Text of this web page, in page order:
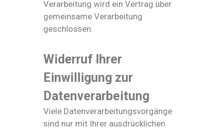
Verarbeitung wird ein Vertrag über
gemeinsame Verarbeitung
geschlossen.
Widerruf Ihrer
Einwilligung zur
Datenverarbeitung
Viele Datenverarbeitungsvorgänge
sind nur mit Ihrer ausdrücklichen